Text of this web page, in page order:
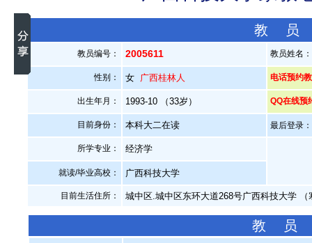
教
教员编号： 2005611 教员姓名
性别： 女 广西桂林人 电话预约
出生年月： 1993-10 （33岁） QQ在线预
目前身份： 本科大二在读 最后登录
所学专业： 经济学
就读/毕业高校： 广西科技大学
目前生活住所： 城中区.城中区东环大道268号广西科技大学
教 员